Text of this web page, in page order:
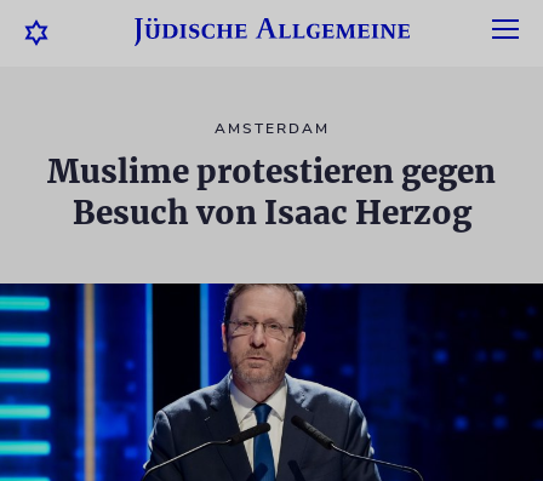
AMSTERDAM
Muslime protestieren gegen
Besuch von Isaac Herzog